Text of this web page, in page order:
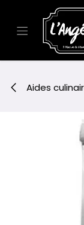
Se rendre au
Aides